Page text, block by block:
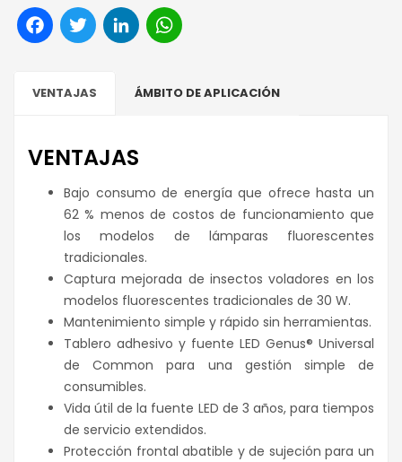
Facebook
TwitterLinkedIn
VENTAJAS ÁMBITO DE APLICACIÓN
VENTAJAS
Bajo consumo de energía que ofrece hasta un
62 % menos de costos de funcionamiento que
los modelos de lámparas fluorescentes
tradicionales.
Captura mejorada de insectos voladores en los
modelos fluorescentes tradicionales de 30 W.
Mantenimiento simple y rápido sin herramientas.
Tablero adhesivo y fuente LED Genus® Universal
de Common para una gestión simple de
consumibles.
Vida útil de la fuente LED de 3 años, para tiempos
de servicio extendidos.
Protección frontal abatible y de sujeción para un